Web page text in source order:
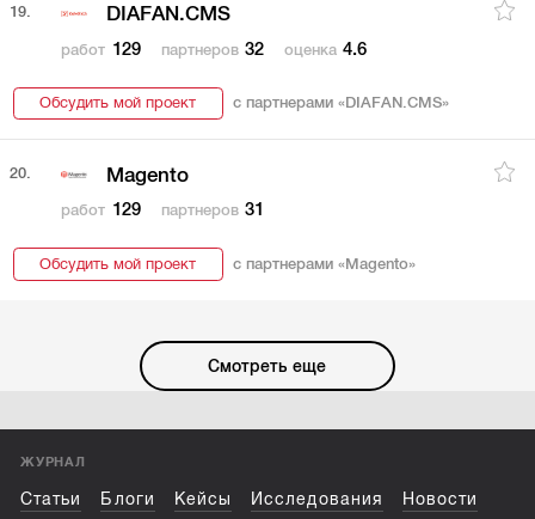
19. DIAFAN.CMS
работ 129 партнеров 32 оценка 4.6
Обсудить мой проект с партнерами « DIAFAN.CMS»
20. Magento
работ 129 партнеров 31
Обсудить мой проект с партнерами «Magento»
Смотреть еще
ЖУРНАЛ
Статьи Блоги Кейсы Исследования Новости